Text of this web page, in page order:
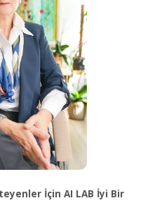
İçin AI LAB İyi Bir